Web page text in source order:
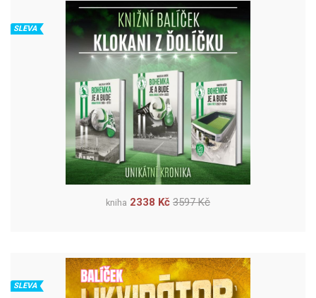
SLEVA
kniha 2338 Kč 3597 Kč
SLEVA